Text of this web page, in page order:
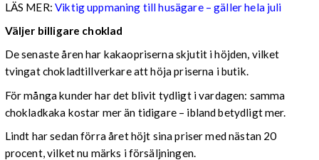
LÄS MER:Viktig uppmaning till husägare – gäller hela juli
Väljer billigare choklad
De senaste åren har kakaopriserna skjutit i höjden, vilket
tvingat chokladtillverkare att höja priserna i butik.
För många kunder har det blivit tydligt i vardagen: samma
chokladkaka kostar mer än tidigare – ibland betydligt mer.
Lindt har sedan förra året höjt sina priser med nästan 20
procent, vilket nu märks i försäljningen.